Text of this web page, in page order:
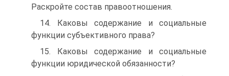
Раскройте состав право­отношения.
14. Каковы содержание и социальные
функции субъективного права?
15. Каковы содержание и социальные
функции юридической обя­занности?